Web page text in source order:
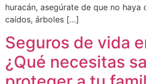
huracán, asegúrate de que no haya
caídos, árboles […]
Seguros de vida
¿Qué necesitas